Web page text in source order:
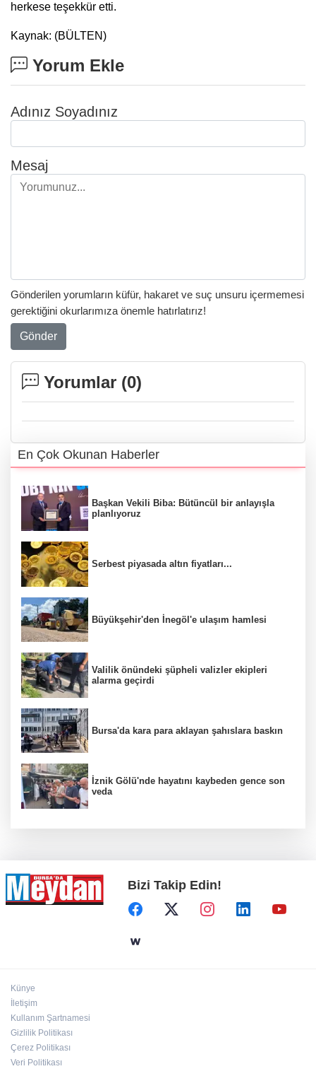
herkese teşekkür etti.
Kaynak: (BÜLTEN)
Yorum Ekle
Adınız Soyadınız
Mesaj
Gönderilen yorumların küfür, hakaret ve suç unsuru içermemesi
gerektiğini okurlarımıza önemle hatırlatırız!
Gönder
Yorumlar (0)
En Çok Okunan Haberler
Başkan Vekili Biba: Bütüncül bir anlayışla
planlıyoruz
Serbest piyasada altın fiyatları...
Büyükşehir'den İnegöl'e ulaşım hamlesi
Valilik önündeki şüpheli valizler ekipleri
alarma geçirdi
Bursa'da kara para aklayan şahıslara baskın
İznik Gölü'nde hayatını kaybeden gence son
veda
Bizi Takip Edin!
Künye
İletişim
Kullanım Şartnamesi
Gizlilik Politikası
Çerez Politikası
Veri Politikası